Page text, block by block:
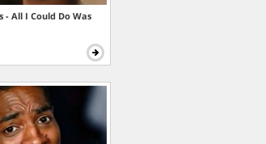
- All I Could Do Was